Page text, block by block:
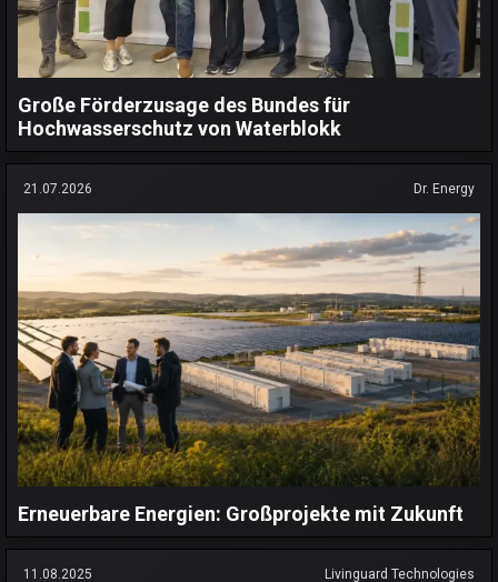
Große Förderzusage des Bundes für
Hochwasserschutz von Waterblokk
21.07.2026 Dr. Energy
Erneuerbare Energien: Großprojekte mit Zukunft
11.08.2025 Livinguard Technologies